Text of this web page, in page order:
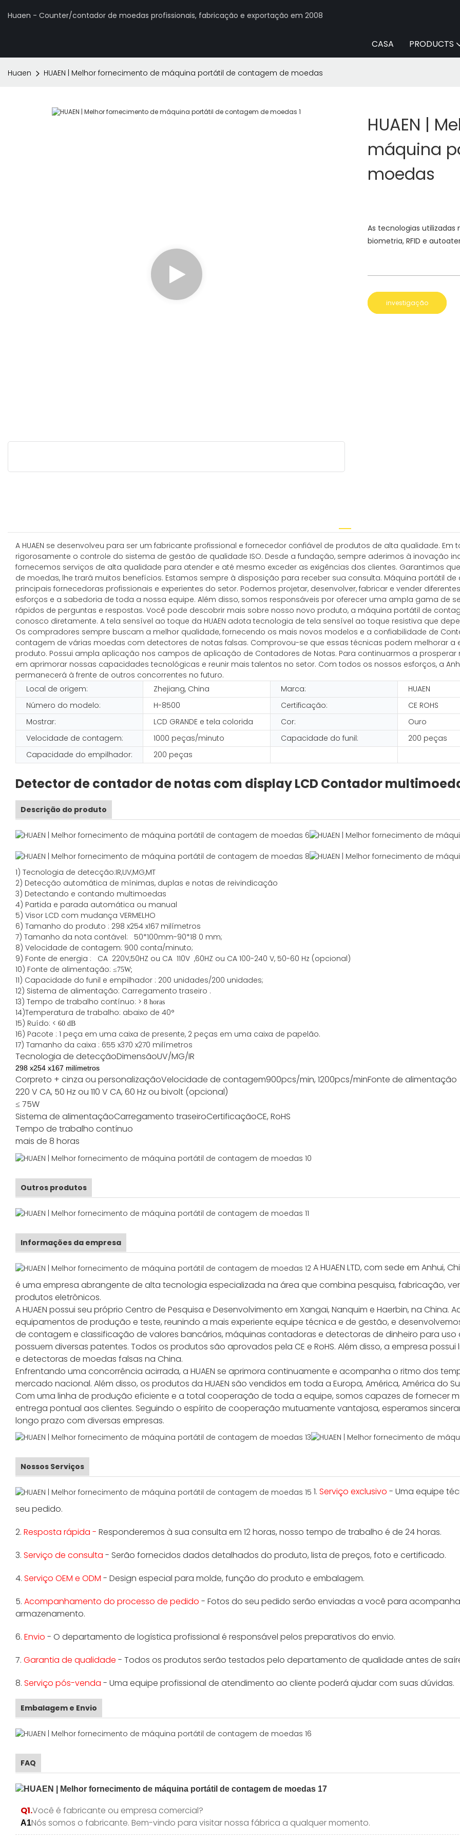
Huaen - Counter/contador de moedas profissionais, fabricação e exportação em 2008
CASA PRODUCTS
Huaen HUAEN | Melhor fornecimento de máquina portátil de contagem de moedas
HUAEN |
máquina
moedas
As tecnologias utilizadas
biometria, RFID e
investigação
A HUAEN se desenvolveu para ser um fabricante profissional e fornecedor confiável de produtos de alta qualidade.
rigorosamente o controle do sistema de gestão de qualidade ISO. Desde a fundação, sempre aderimos à inovação
fornecemos serviços de alta qualidade para atender e até mesmo exceder as exigências dos clientes. Garantimos
de moedas, lhe trará muitos benefícios. Estamos sempre à disposição para receber sua consulta. Máquina portátil de
principais fornecedoras profissionais e experientes do setor. Podemos projetar, desenvolver, fabricar e vender
esforços e a sabedoria de toda a nossa equipe. Além disso, somos responsáveis ​​por oferecer uma ampla gama de
rápidos de perguntas e respostas. Você pode descobrir mais sobre nosso novo produto, a máquina portátil de
conosco diretamente. A tela sensível ao toque da HUAEN adota tecnologia de tela sensível ao toque resistiva que
Os compradores sempre buscam a melhor qualidade, fornecendo os mais novos modelos e a confiabilidade de
contagem de várias moedas com detectores de notas falsas. Comprovou-se que essas técnicas podem melhorar
produto. Possui ampla aplicação nos campos de aplicação de Contadores de Notas. Para continuarmos a
em aprimorar nossas capacidades tecnológicas e reunir mais talentos no setor. Com todos os nossos esforços, a
permanecerá à frente de outros concorrentes no futuro.
Local de origem:
Zhejiang, China Marca:
HUAEN
Número do modelo:
H-8500 Certificação:
CE ROHS
Mostrar:
LCD GRANDE e tela colorida Cor:
Ouro
Velocidade de contagem:
1000 peças/minuto Capacidade do funil:
200 peças
Capacidade do empilhador:
200 peças
Detector de contador de notas com display LCD Contador
Descrição do produto
1) Tecnologia de detecção:IR,UV,MG,MT
2) Detecção automática de mínimas, duplas e notas de reivindicação
3) Detectando e contando multimoedas
4) Partida e parada automática ou manual
5) Visor LCD com mudança VERMELHO
6) Tamanho do produto : 298 x254 x167 milímetros
7) Tamanho da nota contável: 50*100mm-90*18 0 mm;
8) Velocidade de contagem: 900 conta/minuto;
9) Fonte de energia : CA 220V,50HZ ou CA 110V ,60HZ ou CA 100-240 V, 50-60 Hz (opcional)
10) Fonte de alimentação: ≤75W;
11) Capacidade do funil e empilhador : 200 unidades/200 unidades;
12) Sistema de alimentação: Carregamento traseiro .
13) Tempo de trabalho contínuo: > 8 horas
14)Temperatura de trabalho: abaixo de 40°
15) Ruído: < 60 dB
16) Pacote : 1 peça em uma caixa de presente, 2 peças em uma caixa de papelão.
17) Tamanho da caixa : 655 x370 x270 milímetros
Tecnologia de detecçãoDimensãoUV/MG/IR
298 x254 x167 milímetros
Corpreto + cinza ou personalizaçãoVelocidade de contagem900pcs/min, 1200pcs/minFonte de alimentação
220 V CA, 50 Hz ou 110 V CA, 60 Hz ou bivolt (opcional)
≤ 75W
Sistema de alimentaçãoCarregamento traseiroCertificaçãoCE, RoHS
Tempo de trabalho contínuo
mais de 8 horas
Outros produtos
Informações da empresa
A HUAEN LTD, com sede em Anhui,
é uma empresa abrangente de alta tecnologia especializada na área que combina pesquisa, fabricação,
produtos eletrônicos.
A HUAEN possui seu próprio Centro de Pesquisa e Desenvolvimento em Xangai, Nanquim e Haerbin, na
equipamentos de produção e teste, reunindo a mais experiente equipe técnica e de gestão, e
de contagem e classificação de valores bancários, máquinas contadoras e detectoras de dinheiro para uso
possuem diversas patentes. Todos os produtos são aprovados pela CE e RoHS. Além disso, a empresa
e detectoras de moedas falsas na China.
Enfrentando uma concorrência acirrada, a HUAEN se aprimora continuamente e acompanha o ritmo dos
mercado nacional. Além disso, os produtos da HUAEN são vendidos em toda a Europa, América, América do
Com uma linha de produção eficiente e a total cooperação de toda a equipe, somos capazes de fornecer
entrega pontual aos clientes. Seguindo o espírito de cooperação mutuamente vantajosa, esperamos
longo prazo com diversas empresas.
Nossos Serviços
1. Serviço exclusivo - Uma equipe
seu pedido.
2. Resposta rápida - Responderemos à sua consulta em 12 horas, nosso tempo de trabalho é de 24 horas.
3. Serviço de consulta - Serão fornecidos dados detalhados do produto, lista de preços, foto e certificado.
4. Serviço OEM e ODM - Design especial para molde, função do produto e embalagem.
5. Acompanhamento do processo de pedido - Fotos do seu pedido serão enviadas a você para
armazenamento.
6. Envio - O departamento de logística profissional é responsável pelos preparativos do envio.
7. Garantia de qualidade - Todos os produtos serão testados pelo departamento de qualidade antes de
8. Serviço pós-venda - Uma equipe profissional de atendimento ao cliente poderá ajudar com suas dúvidas.
Embalagem e Envio
FAQ
Q1.Você é fabricante ou empresa comercial?
A1Nós somos o fabricante. Bem-vindo para visitar nossa fábrica a qualquer momento.